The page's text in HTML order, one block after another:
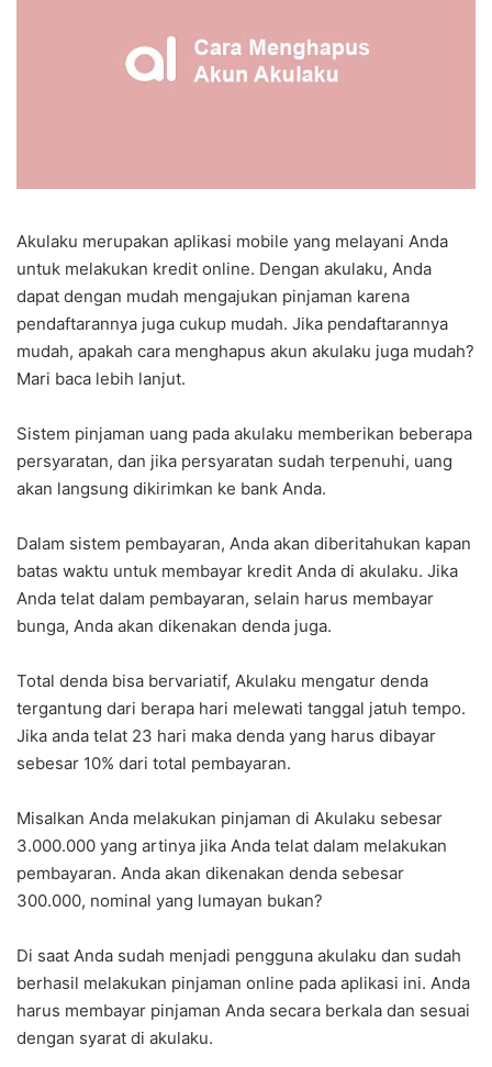
Akulaku merupakan aplikasi mobile yang melayani Anda
untuk melakukan kredit online. Dengan akulaku, Anda
dapat dengan mudah mengajukan pinjaman karena
pendaftarannya juga cukup mudah. Jika pendaftarannya
mudah, apakah cara menghapus akun akulaku juga mudah?
Mari baca lebih lanjut.
Sistem pinjaman uang pada akulaku memberikan beberapa
persyaratan, dan jika persyaratan sudah terpenuhi, uang
akan langsung dikirimkan ke bank Anda.
Dalam sistem pembayaran, Anda akan diberitahukan kapan
batas waktu untuk membayar kredit Anda di akulaku. Jika
Anda telat dalam pembayaran, selain harus membayar
bunga, Anda akan dikenakan denda juga.
Total denda bisa bervariatif, Akulaku mengatur denda
tergantung dari berapa hari melewati tanggal jatuh tempo.
Jika anda telat 23 hari maka denda yang harus dibayar
sebesar 10% dari total pembayaran.
Misalkan Anda melakukan pinjaman di Akulaku sebesar
3.000.000 yang artinya jika Anda telat dalam melakukan
pembayaran. Anda akan dikenakan denda sebesar
300.000, nominal yang lumayan bukan?
Di saat Anda sudah menjadi pengguna akulaku dan sudah
berhasil melakukan pinjaman online pada aplikasi ini. Anda
harus membayar pinjaman Anda secara berkala dan sesuai
dengan syarat di akulaku.